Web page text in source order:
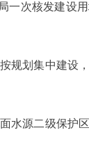
次核发建设
划集中建设
源二级保护